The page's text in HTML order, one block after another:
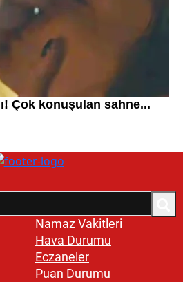
Namaz Vakitleri
Hava Durumu
Eczaneler
Puan Durumu